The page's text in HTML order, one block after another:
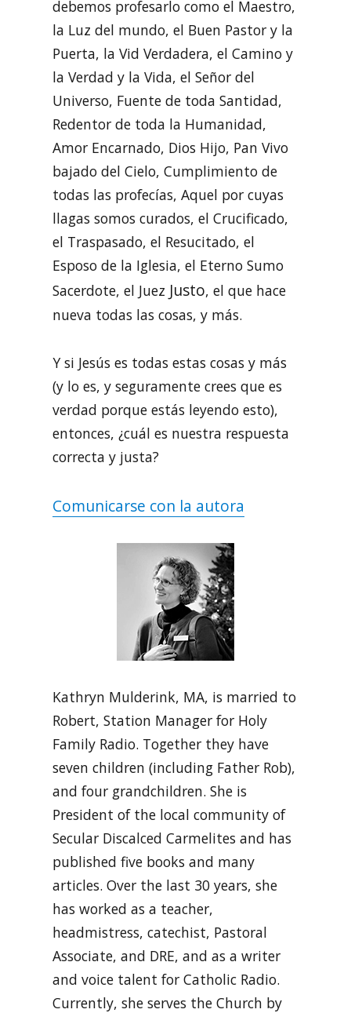
debemos profesarlo como el Maestro,
la Luz del mundo, el Buen Pastor y la
Puerta, la Vid Verdadera, el Camino y
la Verdad y la Vida, el Señor del
Universo, Fuente de toda Santidad,
Redentor de toda la Humanidad,
Amor Encarnado, Dios Hijo, Pan Vivo
bajado del Cielo, Cumplimiento de
todas las profecías, Aquel por cuyas
llagas somos curados, el Crucificado,
el Traspasado, el Resucitado, el
Esposo de la Iglesia, el Eterno Sumo
Sacerdote, el Juez Justo, el que hace
nueva todas las cosas, y más.
Y si Jesús es todas estas cosas y más
(y lo es, y seguramente crees que es
verdad porque estás leyendo esto),
entonces, ¿cuál es nuestra respuesta
correcta y justa?
Comunicarse con la autora
Kathryn Mulderink, MA, is married to
Robert, Station Manager for Holy
Family Radio. Together they have
seven children (including Father Rob),
and four grandchildren. She is
President of the local community of
Secular Discalced Carmelites and has
published five books and many
articles. Over the last 30 years, she
has worked as a teacher,
headmistress, catechist, Pastoral
Associate, and DRE, and as a writer
and voice talent for Catholic Radio.
Currently, she serves the Church by